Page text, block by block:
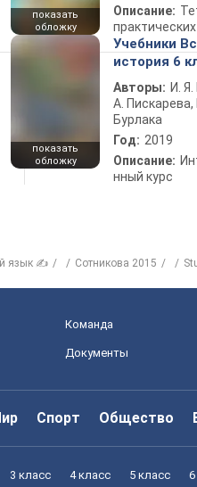
показать
обложку
Описание:
показать
обложку
Учебники
история 6
Авторы: И.
А. Пискарева,
Бурлака
Год: 2019
Описание:
нный курс
язык ✍ Сотникова 2015
Команда
Документы
Спорт Общество
3 класс 4 класс 5 класс